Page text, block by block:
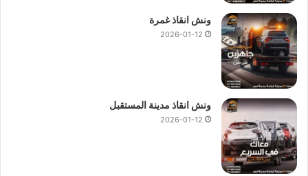
ونش انقاذ غمرة
2026-01-12
ونش انقاذ مدينة المستقبل
2026-01-12